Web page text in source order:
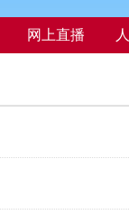
网上直播